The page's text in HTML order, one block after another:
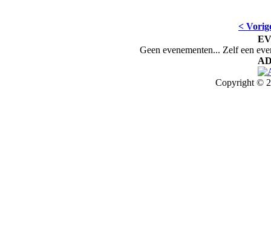
<
Geen evenementen... Zelf een
Copyright ©